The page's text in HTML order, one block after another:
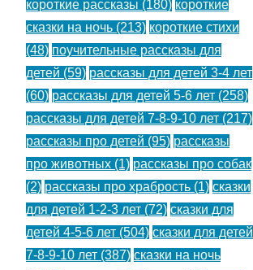
короткие рассказы (180) короткие
сказки на ночь (213) короткие стихи
(48) поучительные рассказы для
детей (59) рассказы для детей 3-4 лет
(60) рассказы для детей 5-6 лет (258)
рассказы для детей 7-8-9-10 лет (217)
рассказы про детей (95) рассказы
про животных (1) рассказы про собак
(2) рассказы про храбрость (1) сказки
для детей 1-2-3 лет (72) сказки для
детей 4-5-6 лет (504) сказки для детей
7-8-9-10 лет (387) сказки на ночь